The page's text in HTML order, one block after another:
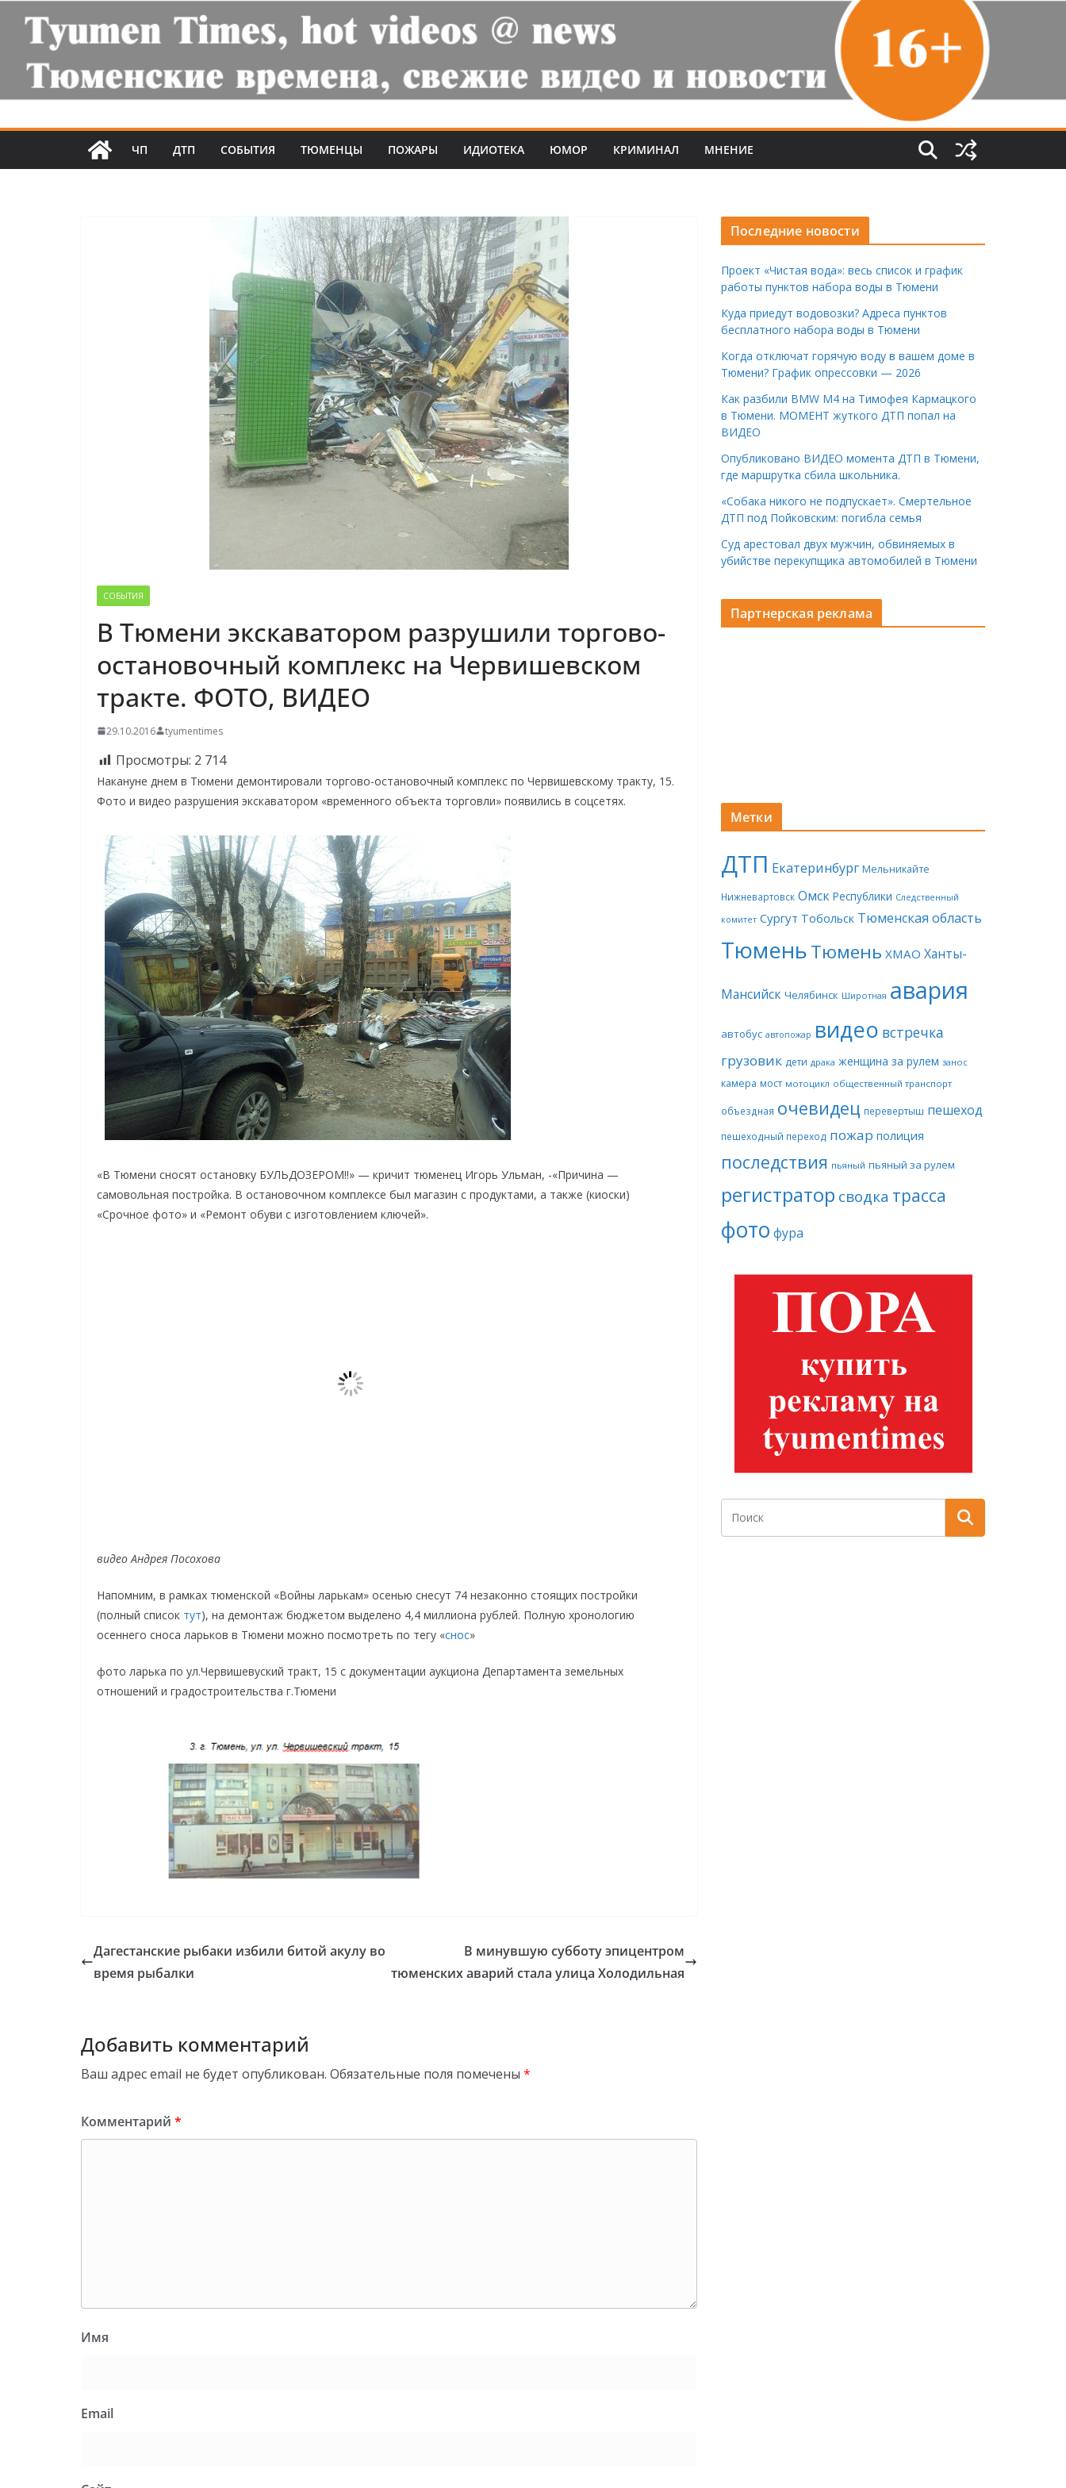
ЧП ДТП СОБЫТИЯ ТЮМЕНЦЫ ПОЖАРЫ ИДИОТЕКА ЮМОР КРИМИНАЛ МНЕНИЕ
СОБЫТИЯ
В Тюмени экскаватором разрушили торгово-
остановочный комплекс на Червишевском
тракте. ФОТО, ВИДЕО
29.10.2016 tyumentimes
Просмотры: 2 714
Накануне днем в Тюмени демонтировали торгово-остановочный комплекс по Червишевскому тракту, 15.
Фото и видео разрушения экскаватором «временного объекта торговли» появились в соцсетях.
«В Тюмени сносят остановку БУЛЬДОЗЕРОМ!!» — кричит тюменец Игорь Ульман, -«Причина —
самовольная постройка. В остановочном комплексе был магазин с продуктами, а также (киоски)
«Срочное фото» и «Ремонт обуви с изготовлением ключей».
видео Андрея Посохова
Напомним, в рамках тюменской «Войны ларькам» осенью снесут 74 незаконно стоящих постройки
(полный список тут), на демонтаж бюджетом выделено 4,4 миллиона рублей. Полную хронологию
осеннего сноса ларьков в Тюмени можно посмотреть по тегу «снос»
фото ларька по ул.Червишевуский тракт, 15 с документации аукциона Департамента земельных
отношений и градостроительства г.Тюмени
Дагестанские рыбаки избили битой акулу во
время рыбалки
В минувшую субботу эпицентром
тюменских аварий стала улица Холодильная
Добавить комментарий
Ваш адрес email не будет опубликован. Обязательные поля помечены *
Комментарий *
Имя
Email
Последние новости
Проект «Чистая вода»: весь список и график
работы пунктов набора воды в Тюмени
Куда приедут водовозки? Адреса пунктов
бесплатного набора воды в Тюмени
Когда отключат горячую воду в вашем доме в
Тюмени? График опрессовки — 2026
Как разбили BMW M4 на Тимофея Кармацкого
в Тюмени. МОМЕНТ жуткого ДТП попал на
ВИДЕО
Опубликовано ВИДЕО момента ДТП в Тюмени,
где маршрутка сбила школьника.
«Собака никого не подпускает». Смертельное
ДТП под Пойковским: погибла семья
Суд арестовал двух мужчин, обвиняемых в
убийстве перекупщика автомобилей в Тюмени
Партнерская реклама
Метки
ДТП Екатеринбург Мельникайте
Нижневартовск Омск Республики Следственный
комитет Сургут Тобольск Тюменская область
ТюменьТюмень ХМАО Ханты-
Мансийск Челябинск Широтная авария
автобус автопожар видео встречка
грузовик дети драка женщина за рулем занос
камера мост мотоцикл общественный транспорт
объездная очевидец перевертыш пешеход
пешеходный переход пожар полиция
последствия пьяный пьяный за рулем
регистратор сводка трасса
фото фура